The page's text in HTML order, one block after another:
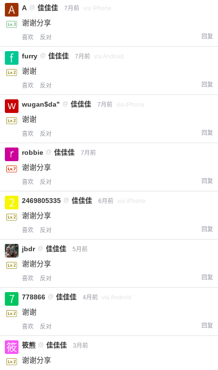
A @ 佳佳佳 7月前 via iPhone
谢谢分享
喜欢 反对 回复
furry @ 佳佳佳 7月前 via Android
谢谢
喜欢 反对 回复
wugan$da" @ 佳佳佳 7月前 via iPhone
谢谢
喜欢 反对 回复
robbie @ 佳佳佳 7月前
谢谢分享
喜欢 反对 回复
2469805335 @ 佳佳佳 6月前 via iPhone
谢谢分享
喜欢 反对 回复
jbdr @ 佳佳佳 5月前
谢谢分享
喜欢 反对 回复
778866 @ 佳佳佳 4月前 via Android
谢谢
喜欢 反对 回复
筱熊 @ 佳佳佳 3月前
谢谢分享